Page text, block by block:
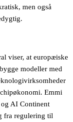
men også
viser, at europæiske
modeller med
Emmi
AI Continent
fra regulering til